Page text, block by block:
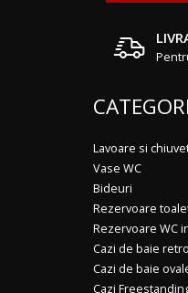
Lavoare si
Vase WC
Bideuri
Rezervoare
Rezervoare WC
Cazi de baie retro
Cazi de baie
Cazi